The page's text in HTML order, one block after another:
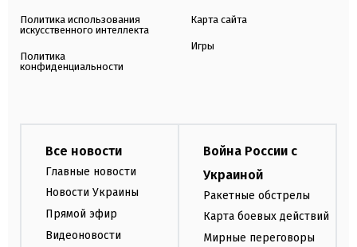
Политика использования
искусственного интеллекта
Политика
конфиденциальности
Карта сайта
Игры
Все новости
Главные новости
Новости Украины
Прямой эфир
Видеоновости
Война России с
Украиной
Ракетные обстрелы
Карта боевых действий
Мирные переговоры